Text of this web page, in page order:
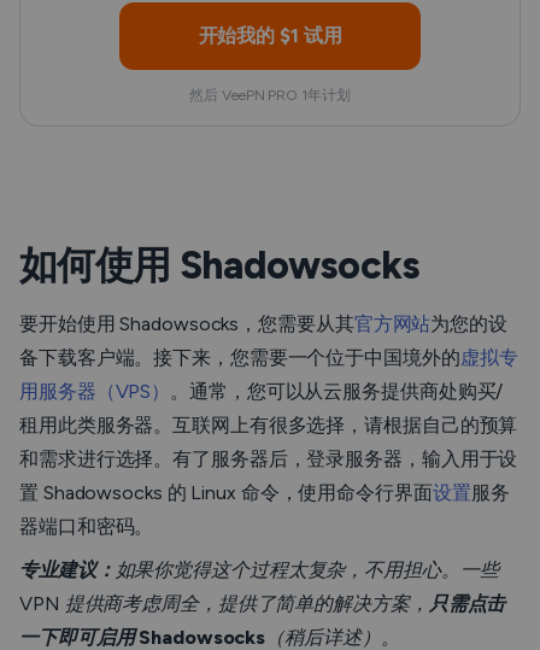
开始我的 $1 试用
然后 VeePN PRO 1年计划
如何使用 Shadowsocks
要开始使用 Shadowsocks，您需要从其官方网站为您的设
备下载客户端。接下来，您需要一个位于中国境外的虚拟专
用服务器（VPS） 。通常，您可以从云服务提供商处购买/
租用此类服务器。互联网上有很多选择，请根据自己的预算
和需求进行选择。有了服务器后，登录服务器，输入用于设
置 Shadowsocks 的 Linux 命令，使用命令行界面设置服务
器端口和密码。
专业建议： 如果你觉得这个过程太复杂，不用担心。一些
VPN 提供商考虑周全，提供了简单的解决方案， 只需点击
一下即可启用 Shadowsocks （稍后详述）。